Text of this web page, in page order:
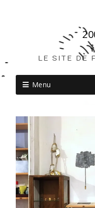
LE SITE DE
Menu